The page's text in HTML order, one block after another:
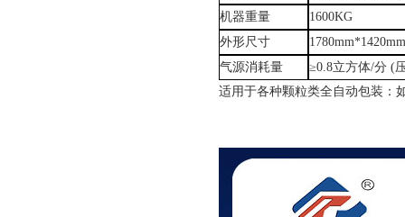
机器重量
1600KG
外形尺寸
气源消耗量 ≥0.8立方体/分 (
适用于各种颗粒类全自动包装：